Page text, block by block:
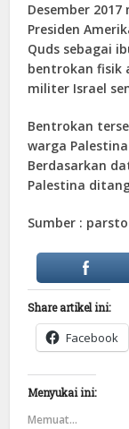
Desember
Presiden
Quds sebagai
bentrokan fisik
militer Israel
Bentrokan
warga
Berdasarkan
Palestina
Sumber :
Share artikel ini:
Facebook
Menyukai ini:
Memuat...